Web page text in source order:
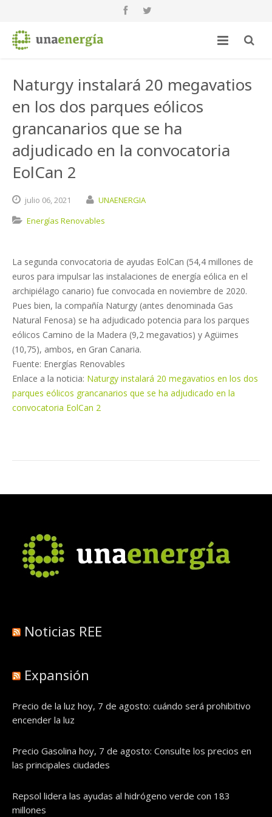
Naturgy instalará 20 megavatios
en los dos parques eólicos
grancanarios que se ha
adjudicado en la convocatoria
EolCan 2
julio 06,2021
UNAENERGIA
Energías Renovables
La segunda convocatoria de ayudas EolCan (54,4 millones de
euros para impulsar las instalaciones de energía eólica en el
archipiélago canario) fue convocada en noviembre de 2020.
Pues bien, la compañía Naturgy (antes denominada Gas
Natural Fenosa) se ha adjudicado potencia para los parques
eólicos Camino de la Madera (9,2 megavatios) y Agüimes
(10,75), ambos, en Gran Canaria.
Fuente: Energías Renovables
Enlace a la noticia: Naturgy instalará 20 megavatios en los dos
parques eólicos grancanarios que se ha adjudicado en la
convocatoria EolCan 2
Noticias REE
Expansión
Precio de la luz hoy, 7 de agosto: cuándo será prohibitivo
encender la luz
Precio Gasolina hoy, 7 de agosto: Consulte los precios en
las principales ciudades
Repsol lidera las ayudas al hidrógeno verde con 183
millones